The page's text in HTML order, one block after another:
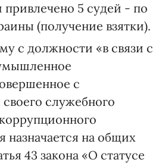
привлечено 5 судей - по
(получение взятки).
с должности «в связи с
с
служебного
назначается на общих
43 закона «О статусе